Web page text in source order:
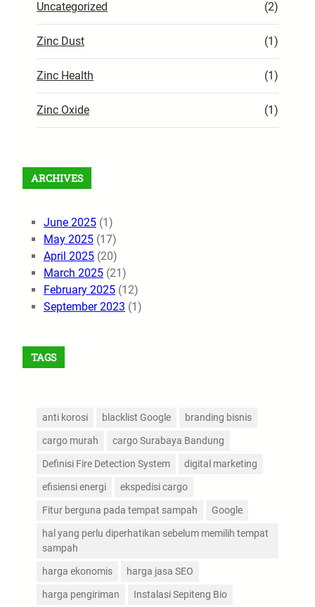
Uncategorized (2)
Zinc Dust (1)
Zinc Health (1)
Zinc Oxide (1)
ARCHIVES
June 2025 (1)
May 2025 (17)
April 2025 (20)
March 2025 (21)
February 2025 (12)
September 2023 (1)
TAGS
anti korosi blacklist Google branding bisnis
cargo murah cargo Surabaya Bandung
Definisi Fire Detection System digital marketing
efisiensi energi ekspedisi cargo
Fitur berguna pada tempat sampah Google
hal yang perlu diperhatikan sebelum memilih tempat
sampah
harga ekonomis harga jasa SEO
harga pengiriman Instalasi Sepiteng Bio